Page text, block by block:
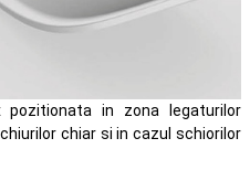
in zona legaturilor
chiar si in cazul schiorilor